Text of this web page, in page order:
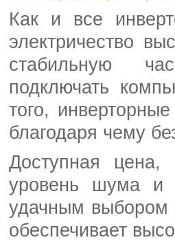
Как и все
электричество
стабильную
подключать
того,
благодаря чему
Доступная цена,
уровень шума и
удачным выбором
обеспечивает